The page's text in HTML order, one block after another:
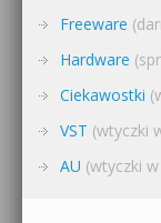
Freeware
Hardware
Ciekawostki
VST (wtyczki
AU (wtyczki